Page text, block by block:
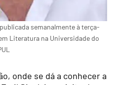
semanalmente à terça-
Literatura na Universidade do
onde se dá a conhecer a